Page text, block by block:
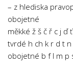
– z hlediska
obojetné
měkké ž š č ř c j ď
tvrdé h ch k r d t n
obojetné b f l m p